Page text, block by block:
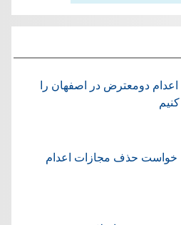
دومعترض در اصفهان را
خواست حذف مجازات اعدام